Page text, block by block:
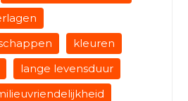
kleuren
lange levensduur